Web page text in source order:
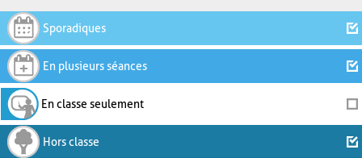
Sporadiques
En plusieurs séances
En classe seulement
Hors classe